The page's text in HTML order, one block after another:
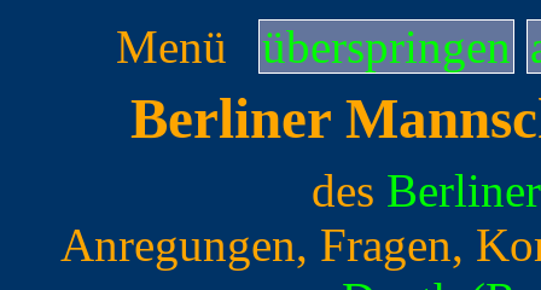
Menü überspringen
Berliner
des
Anregungen, Fragen,